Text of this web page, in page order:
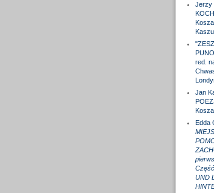
Jerzy
red.
Jan
Edda
UND